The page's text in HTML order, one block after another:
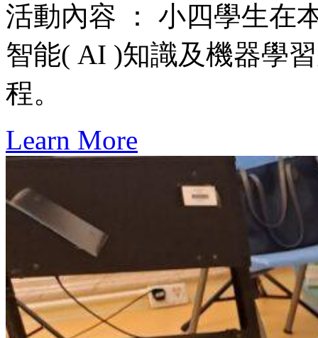
活動內容 ： 小四學生在
智能( AI )知識及機器學
程。
Learn More